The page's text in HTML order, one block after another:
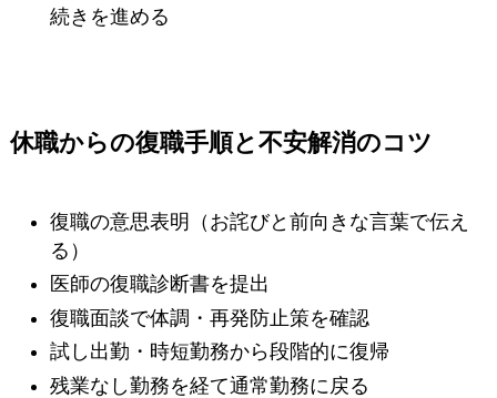
続きを進める
休職からの復職手順と不安解消のコツ
復職の意思表明（お詫びと前向きな言葉で伝え
る）
医師の復職診断書を提出
復職面談で体調・再発防止策を確認
試し出勤・時短勤務から段階的に復帰
残業なし勤務を経て通常勤務に戻る